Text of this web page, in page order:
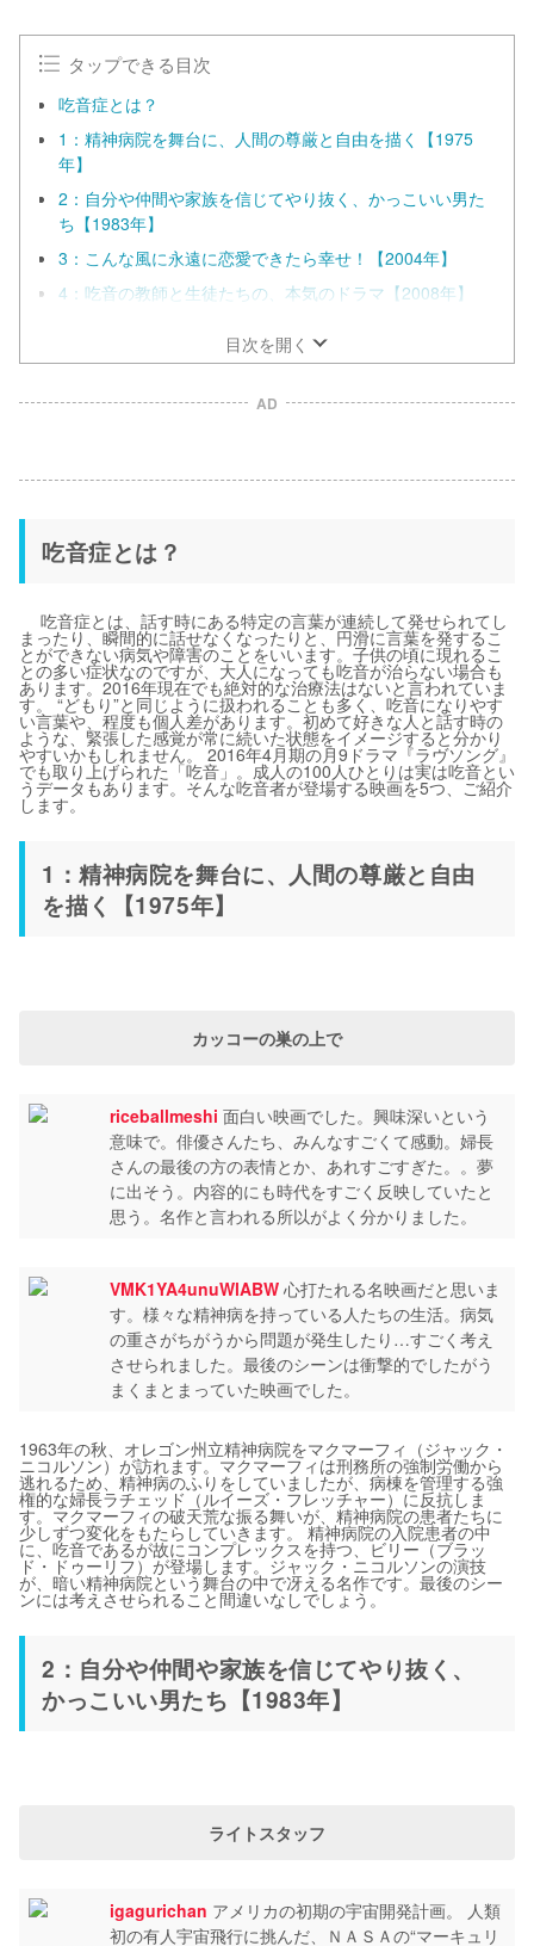
タップできる目次
吃音症とは？
1：精神病院を舞台に、人間の尊厳と自由を描く【1975
年】
2：自分や仲間や家族を信じてやり抜く、かっこいい男た
ち【1983年】
3：こんな風に永遠に恋愛できたら幸せ！【2004年】
4：吃音の教師と生徒たちの、本気のドラマ【2008年】
目次を開く
AD
吃音症とは？
吃音症とは、話す時にある特定の言葉が連続して発せられてし
まったり、瞬間的に話せなくなったりと、円滑に言葉を発するこ
とができない病気や障害のことをいいます。子供の頃に現れるこ
との多い症状なのですが、大人になっても吃音が治らない場合も
あります。2016年現在でも絶対的な治療法はないと言われていま
す。 “どもり”と同じように扱われることも多く、吃音になりやす
い言葉や、程度も個人差があります。初めて好きな人と話す時の
ような、緊張した感覚が常に続いた状態をイメージすると分かり
やすいかもしれません。 2016年4月期の月9ドラマ『ラヴソング』
でも取り上げられた「吃音」。成人の100人ひとりは実は吃音とい
うデータもあります。そんな吃音者が登場する映画を5つ、ご紹介
します。
1：精神病院を舞台に、人間の尊厳と自由
を描く【1975年】
カッコーの巣の上で
riceballmeshi 面白い映画でした。興味深いという
意味で。俳優さんたち、みんなすごくて感動。婦長
さんの最後の方の表情とか、あれすごすぎた。。夢
に出そう。内容的にも時代をすごく反映していたと
思う。名作と言われる所以がよく分かりました。
VMK1YA4unuWlABW 心打たれる名映画だと思いま
す。様々な精神病を持っている人たちの生活。病気
の重さがちがうから問題が発生したり…すごく考え
させられました。最後のシーンは衝撃的でしたがう
まくまとまっていた映画でした。
1963年の秋、オレゴン州立精神病院をマクマーフィ（ジャック・
ニコルソン）が訪れます。マクマーフィは刑務所の強制労働から
逃れるため、精神病のふりをしていましたが、病棟を管理する強
権的な婦長ラチェッド（ルイーズ・フレッチャー）に反抗しま
す。マクマーフィの破天荒な振る舞いが、精神病院の患者たちに
少しずつ変化をもたらしていきます。 精神病院の入院患者の中
に、吃音であるが故にコンプレックスを持つ、ビリー（ブラッ
ド・ドゥーリフ）が登場します。ジャック・ニコルソンの演技
が、暗い精神病院という舞台の中で冴える名作です。最後のシー
ンには考えさせられること間違いなしでしょう。
2：自分や仲間や家族を信じてやり抜く、
かっこいい男たち【1983年】
ライトスタッフ
igagurichan アメリカの初期の宇宙開発計画。 人類
初の有人宇宙飛行に挑んだ、ＮＡＳＡの“マーキュリ